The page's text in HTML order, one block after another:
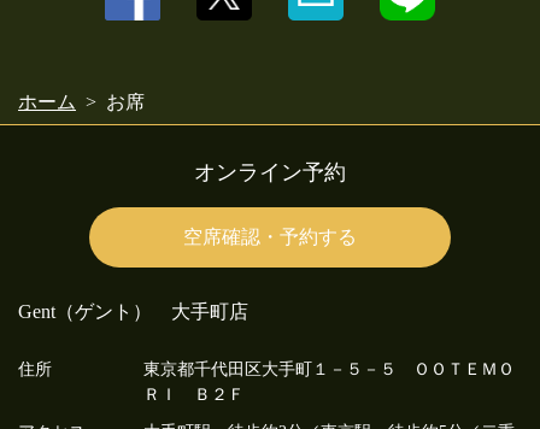
ホーム お席
オンライン予約
空席確認・予約する
Gent（ゲント） 大手町店
住所
東京都千代田区大手町１－５－５ ＯＯＴＥＭＯ
ＲＩ Ｂ２Ｆ